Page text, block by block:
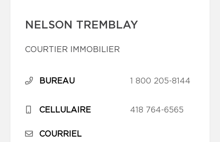
NELSON TREMBLAY
COURTIER IMMOBILIER
BUREAU 1 800 205-8144
CELLULAIRE 418 764-6565
COURRIEL